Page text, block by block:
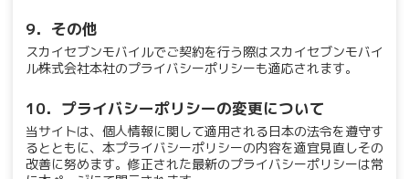
9．その他
スカイセブンモバイルでご契約を行う際はスカイセブンモバイ
ル株式会社本社のプライバシーポリシーも適応されます。
10．プライバシーポリシーの変更について
当サイトは、個人情報に関して適用される日本の法令を遵守す
るとともに、本プライバシーポリシーの内容を適宜見直しその
改善に努めます。修正された最新のプライバシーポリシーは常